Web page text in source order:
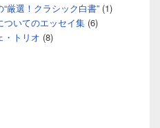
厳選！クラシック白書” (1)
ついてのエッセイ集 (6)
・トリオ (8)